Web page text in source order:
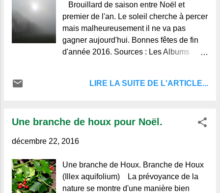
porte de la première maison du village,
pour y demander l'hospitalité. Cette
maison, ou plutôt cette hutte, située
presque à la lisière du bois, appartenait à
un bûcheron nommé Denis Fleuriot qui y
ses quatre marmots. Elle était bâtie en
Brouillard de saison entre Noël et
premier de l'an. Le soleil cherche à percer
mais malheureusement il ne va pas
gagner aujourd'hui. Bonnes fêtes de fin
d'année 2016. Sources : Les Albums
dans la colonne de droite.© Textes et
l'article.
LIRE LA SUITE DE L'ARTICLE...
Une branche de houx pour Noël.
décembre 22, 2016
Une branche de Houx. Branche de Houx
(Illex aquifolium) La prévoyance de la
nature se montre d'une manière bien